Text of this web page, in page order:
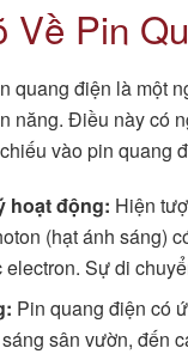
Về Pin
quang điện là một
năng. Điều này có
vào pin quang
hoạt động: Hiện
(hạt ánh sáng)
electron. Sự di
Pin quang điện có
sân vườn, đến